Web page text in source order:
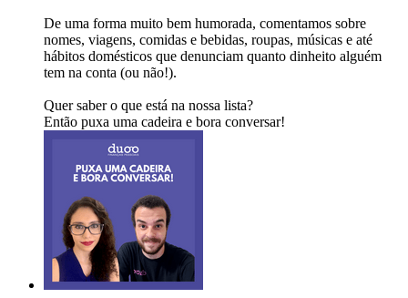
De uma forma muito bem humorada, comentamos sobre
nomes, viagens, comidas e bebidas, roupas, músicas e até
hábitos domésticos que denunciam quanto dinheito alguém
tem na conta (ou não!).
Quer saber o que está na nossa lista?
Então puxa uma cadeira e bora conversar!